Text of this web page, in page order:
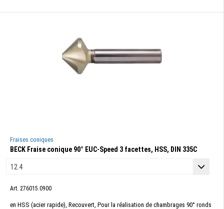
Fraises coniques
BECK Fraise conique 90° EUC-Speed 3 facettes, HSS, DIN 335C
Art. 276015.0900
en HSS (acier rapide), Recouvert, Pour la réalisation de chambrages 90° ronds